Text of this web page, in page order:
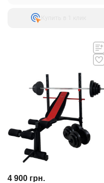
Купить в 1 клик
4 900 грн.